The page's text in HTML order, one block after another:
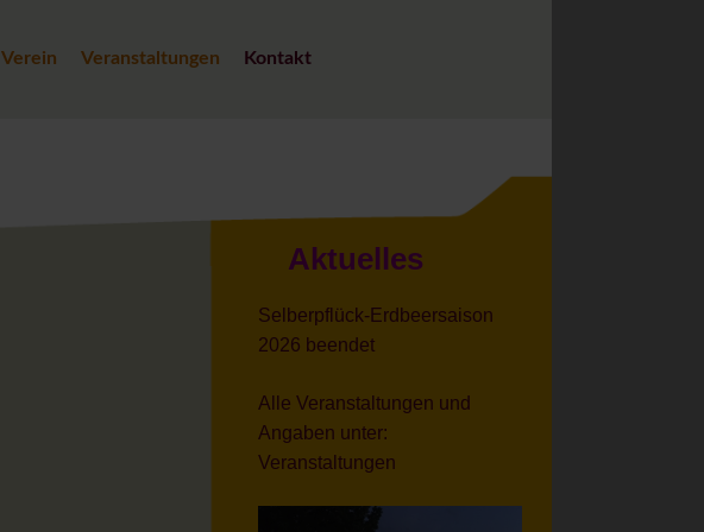
Verein Veranstaltungen Kontakt
Aktuelles
Selberpflück-Erdbeersaison
2026 beendet
Alle Veranstaltungen und
Angaben unter:
Veranstaltungen